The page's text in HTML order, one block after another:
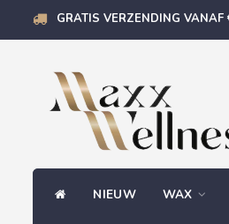
GRATIS VERZENDING VANAF
NIEUW WAX